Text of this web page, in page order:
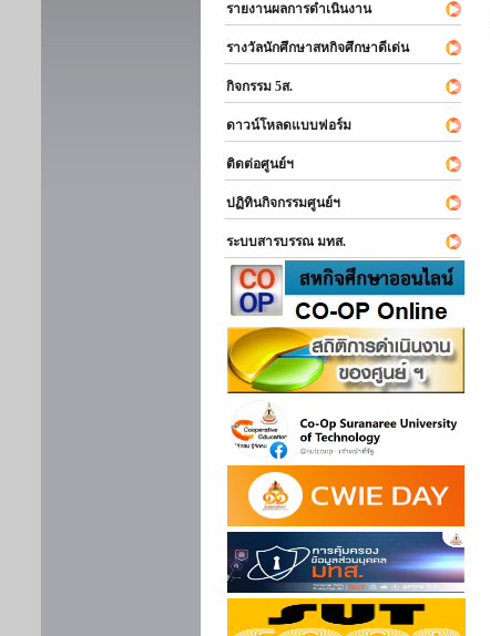
รายงานผลการดำเนินงาน
รางวัลนักศึกษาสหกิจศึกษาดีเด่น
กิจกรรม 5ส.
ดาวน์โหลดแบบฟอร์ม
ติดต่อศูนย์ฯ
ปฏิทินกิจกรรมศูนย์ฯ
ระบบสารบรรณ มทส.